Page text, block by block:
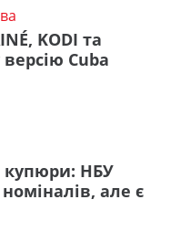
KODI та
Cuba
купюри: НБУ
але є